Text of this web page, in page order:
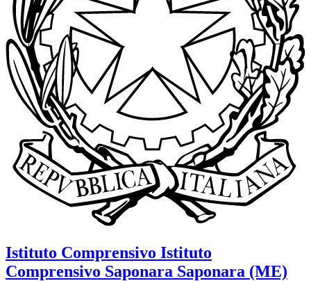
Istituto Comprensivo Istituto
Comprensivo Saponara Saponara (ME)